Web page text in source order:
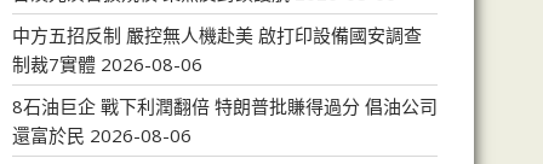
中方五招反制 嚴控無人機赴美 啟打印設備國安調查
制裁7實體 2026-08-06
8石油巨企 戰下利潤翻倍 特朗普批賺得過分 倡油公司
還富於民 2026-08-06